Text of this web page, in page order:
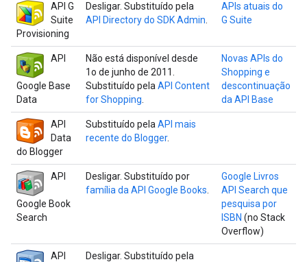
API G
Suite
Provisioning
Desligar. Substituído pela
API Directory do SDK Admin
APIs atuais do
G Suite
API
Google Base
Data
Não está disponível desde
1o de junho de 2011.
Substituído pela API Content
for Shopping
Novas APIs do
Shopping e
descontinuação
da API Base
API
Data
do Blogger
Substituído pela API mais
recente do Blogger.
API
Google Book
Search
Desligar. Substituído por
família da API Google Books
Google Livros
API Search que
pesquisa por
ISBN (no Stack
Overflow)
API
Desligar. Substituído pela